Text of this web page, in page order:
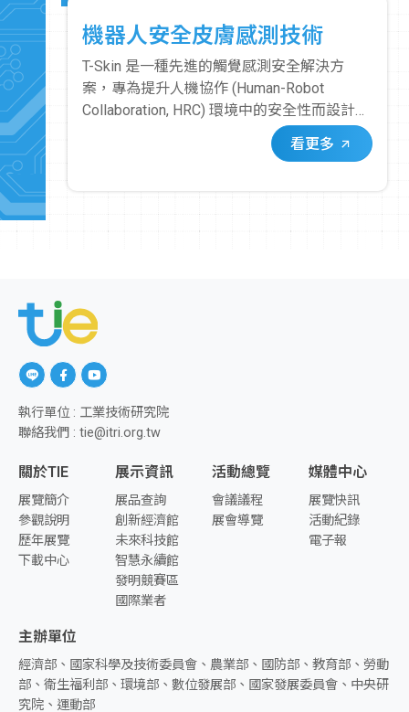
機器人安全皮膚感測技術
T-Skin 是一種先進的觸覺感測安全解決方
案，專為提升人機協作 (Human-Robot
Collaboration, HRC) 環境中的安全性而設計。
它像一層「皮膚」一樣覆蓋在機器手臂或機
器人的關鍵部位，使其具備即時、精確的接
這些感測器能夠偵測到微小的應力變化，當
人或物體與覆蓋 T-Skin 的機器人表面發生接
看更多
另開新視窗前往「Line」
另開新視窗前往「facebook」
另開新視窗前往「youtube」
執行單位 : 工業技術研究院
聯絡我們 : tie@itri.org.tw
關於TIE
展覽簡介
參觀說明
歷年展覽
下載中心
展示資訊
展品查詢
創新經濟館
未來科技館
智慧永續館
發明競賽區
國際業者
活動總覽
會議議程
展會導覽
媒體中心
展覽快訊
活動紀錄
電子報
主辦單位
經濟部、國家科學及技術委員會、農業部、國防部、教育部、勞動
部、衛生福利部、環境部、數位發展部、國家發展委員會、中央研
究院、運動部